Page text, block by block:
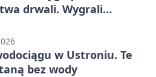
drwali. Wygrali
w Ustroniu. Te
bez wody